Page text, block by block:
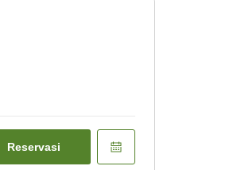
Reservasi